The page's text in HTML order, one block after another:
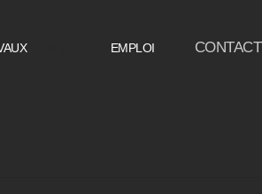
EMPLOI CONTACT